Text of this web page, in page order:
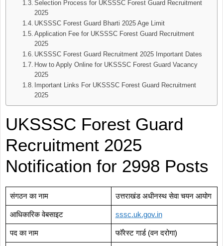
Selection Process for UKSSSC Forest Guard Recruitment
2025
UKSSSC Forest Guard Bharti 2025 Age Limit
Application Fee for UKSSSC Forest Guard Recruitment
2025
UKSSSC Forest Guard Recruitment 2025 Important Dates
How to Apply Online for UKSSSC Forest Guard Vacancy
2025
Important Links For UKSSSC Forest Guard Recruitment
2025
UKSSSC Forest Guard
Recruitment 2025
Notification for 2998 Posts
संगठन का नाम उत्तराखंड अधीनस्थ सेवा चयन आयोग
आधिकारिक वेबसाइट sssc.uk.gov.in
पद का नाम फॉरेस्ट गार्ड (वन दरोगा)